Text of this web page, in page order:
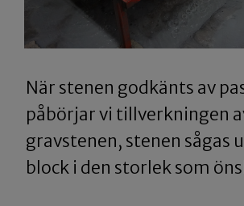
När stenen godkänts av
påbörjar vi tillverkningen
gravstenen, stenen sågas
block i den storlek som